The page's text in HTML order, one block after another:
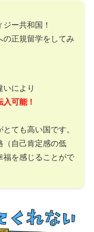
ー共和国！
の正規留学をしてみ
いにより
可能！
ても高い国です。
（自己肯定感の低
福を感じることがで